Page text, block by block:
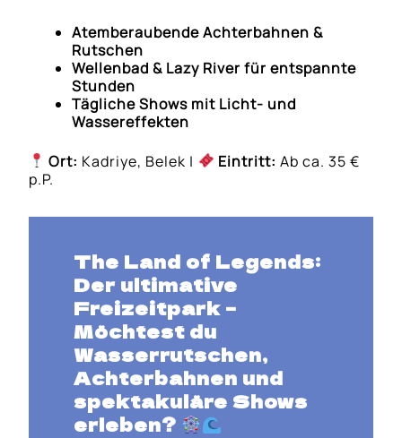
Atemberaubende Achterbahnen &
Rutschen
Wellenbad & Lazy River für entspannte
Stunden
Tägliche Shows mit Licht- und
Wassereffekten
Ort: Kadriye, Belek | Eintritt: Ab ca. 35 €
p.P.
The Land of Legends:
Der ultimative
Freizeitpark–
Möchtest du
Wasserrutschen,
Achterbahnen und
spektakuläre Shows
erleben?